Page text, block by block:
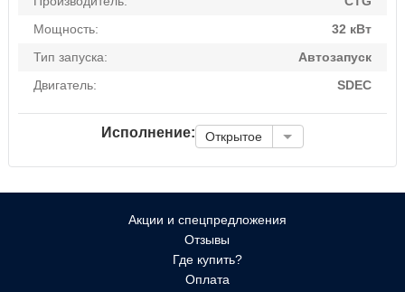
Мощность:
32 кВт
Тип запуска:
Автозапуск
Двигатель:
SDEC
Исполнение: Открытое
Акции и спецпредложения
Отзывы
Где купить?
Оплата